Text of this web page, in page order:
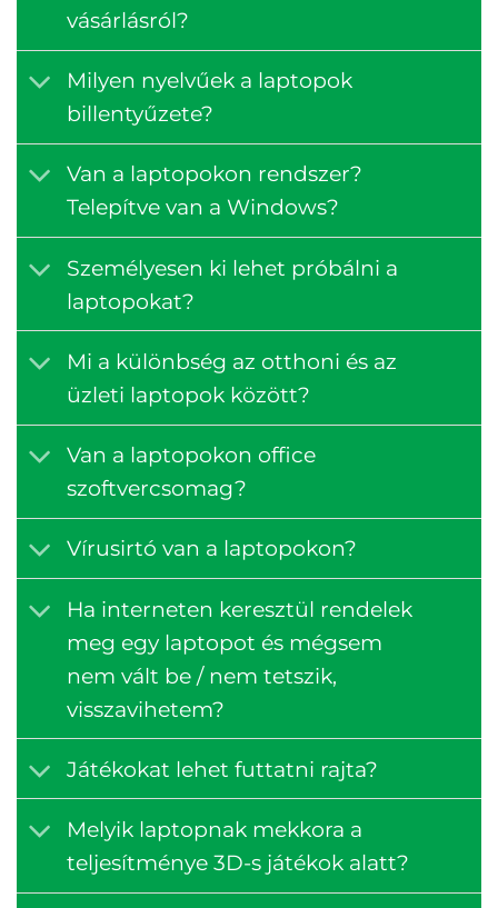
vásárlásról?
Milyen nyelvűek a laptopok
billentyűzete?
Van a laptopokon rendszer?
Telepítve van a Windows?
Személyesen ki lehet próbálni a
laptopokat?
Mi a különbség az otthoni és az
üzleti laptopok között?
Van a laptopokon office
szoftvercsomag?
Vírusirtó van a laptopokon?
Ha interneten keresztül rendelek
meg egy laptopot és mégsem
nem vált be / nem tetszik,
visszavihetem?
Játékokat lehet futtatni rajta?
Melyik laptopnak mekkora a
teljesítménye 3D-s játékok alatt?